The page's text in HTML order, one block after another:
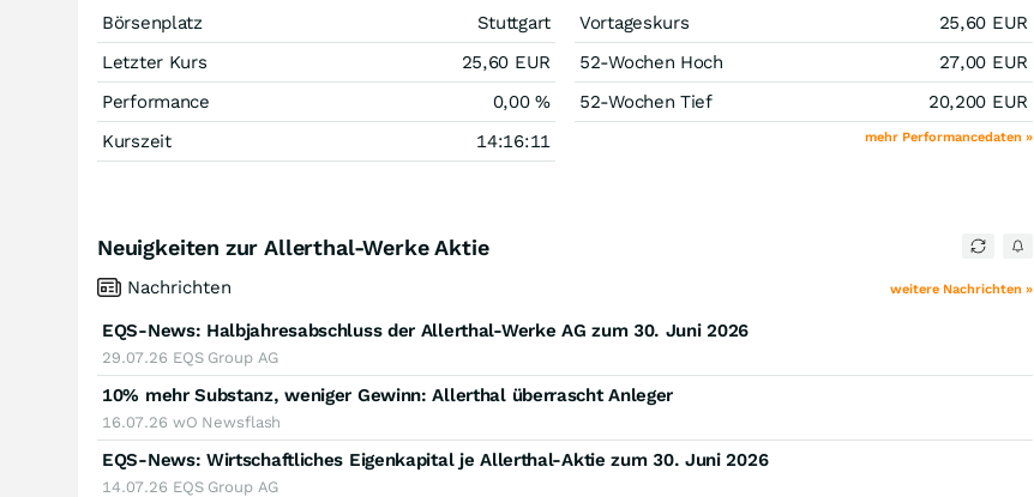
Börsenplatz
Stuttgart
Letzter Kurs
25,60 EUR
Performance
0,00%
Kurszeit
14:16:11
Vortageskurs 25,60 EUR
52-Wochen Hoch
27,00 EUR
52-Wochen Tief
20,200 EUR
mehr Performancedaten »
Neuigkeiten zur Allerthal-Werke Aktie
Nachrichten weitere Nachrichten »
EQS-News: Halbjahresabschluss der Allerthal-Werke AG zum 30. Juni 2026
29.07.26 EQS Group AG
10% mehr Substanz, weniger Gewinn: Allerthal überrascht Anleger
16.07.26 wO Newsflash
EQS-News: Wirtschaftliches Eigenkapital je Allerthal-Aktie zum 30. Juni 2026
14.07.26 EQS Group AG